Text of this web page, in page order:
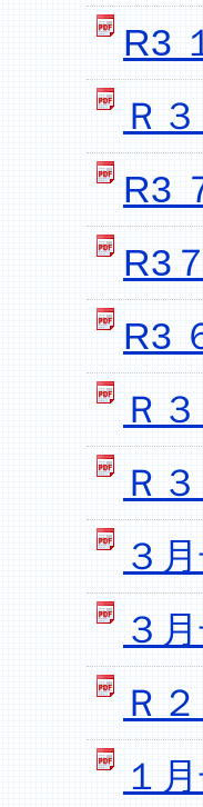
R3
Ｒ
R3
R3
R3
Ｒ
Ｒ
３
３
Ｒ
１